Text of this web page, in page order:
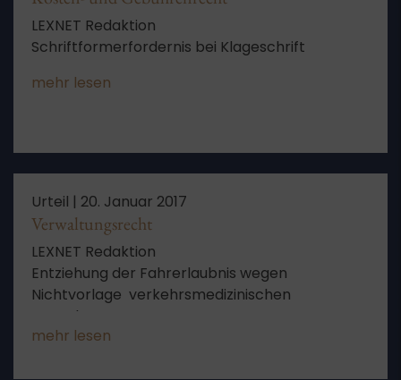
LEXNET Redaktion
Schriftformerfordernis bei Klageschrift
mehr lesen
Urteil | 20. Januar 2017
Verwaltungsrecht
LEXNET Redaktion
Entziehung der Fahrerlaubnis wegen
Nichtvorlage verkehrsmedizinischen
Gutachtens
mehr lesen